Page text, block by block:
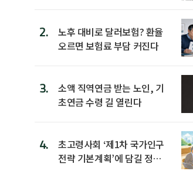
2.
노후 대비로 달러보험? 환율
오르면 보험료 부담 커진다
3.
소액 직역연금 받는 노인, 기
초연금 수령 길 열린다
4.
초고령사회 ‘제1차 국가인구
전략 기본계획’에 담길 정책